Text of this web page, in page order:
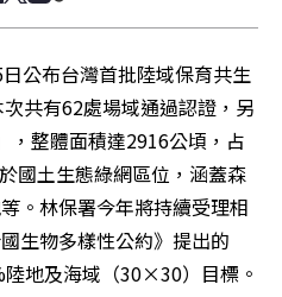
公布台灣首批陸域保育共生
共有62處場域通過認證，另
，整體面積達2916公頃，占
國土生態綠網區位，涵蓋森
。林保署今年將持續受理相
生物多樣性公約》提出的
地及海域（30×30）目標。